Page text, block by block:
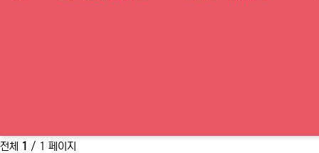
전체 1 / 1 페이지